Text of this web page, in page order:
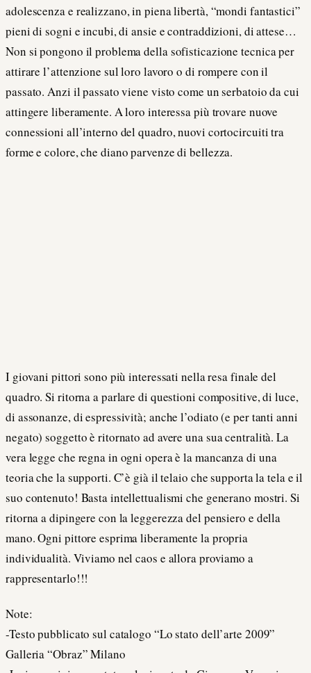
adolescenza e realizzano, in piena libertà, “mondi fantastici”
pieni di sogni e incubi, di ansie e contraddizioni, di attese…
Non si pongono il problema della sofisticazione tecnica per
attirare l’attenzione sul loro lavoro o di rompere con il
passato. Anzi il passato viene visto come un serbatoio da cui
attingere liberamente. A loro interessa più trovare nuove
connessioni all’interno del quadro, nuovi cortocircuiti tra
forme e colore, che diano parvenze di bellezza.
I giovani pittori sono più interessati nella resa finale del
quadro. Si ritorna a parlare di questioni compositive, di luce,
di assonanze, di espressività; anche l’odiato (e per tanti anni
negato) soggetto è ritornato ad avere una sua centralità. La
vera legge che regna in ogni opera è la mancanza di una
teoria che la supporti. C’è già il telaio che supporta la tela e il
suo contenuto! Basta intellettualismi che generano mostri. Si
ritorna a dipingere con la leggerezza del pensiero e della
mano. Ogni pittore esprima liberamente la propria
individualità. Viviamo nel caos e allora proviamo a
rappresentarlo!!!
Note:
-Testo pubblicato sul catalogo “Lo stato dell’arte 2009”
Galleria “Obraz” Milano